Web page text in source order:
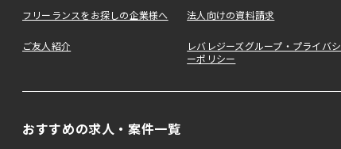
フリーランスをお探しの企業様へ 法人向けの資料請求
ご友人紹介
レバレジーズグループ・プライバシ
ーポリシー
おすすめの求人・案件一覧